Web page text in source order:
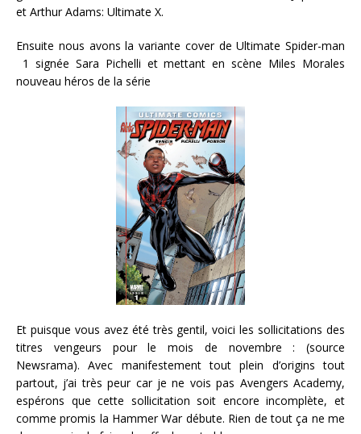
et Arthur Adams: Ultimate X.
Ensuite nous avons la variante cover de Ultimate Spider-man
1 signée Sara Pichelli et mettant en scène Miles Morales
nouveau héros de la série
Et puisque vous avez été très gentil, voici les sollicitations des
titres vengeurs pour le mois de novembre : (source
Newsrama). Avec manifestement tout plein d’origins tout
partout, j’ai très peur car je ne vois pas Avengers Academy,
espérons que cette sollicitation soit encore incomplète, et
comme promis la Hammer War débute. Rien de tout ça ne me